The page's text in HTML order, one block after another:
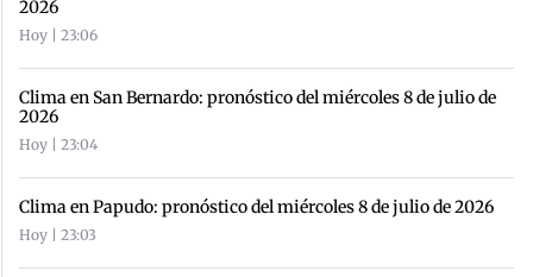
2026
Hoy | 23:06
Clima en San Bernardo: pronóstico del miércoles 8 de julio de
2026
Hoy | 23:04
Clima en Papudo: pronóstico del miércoles 8 de julio de 2026
Hoy | 23:03